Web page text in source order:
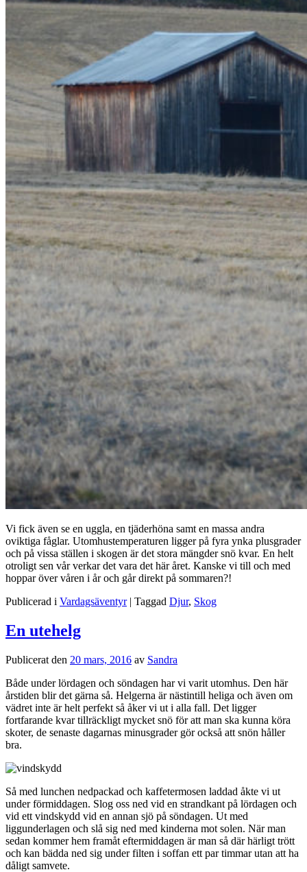
Vi fick även se en uggla, en tjäderhöna samt en massa andra
oviktiga fåglar. Utomhustemperaturen ligger på fyra ynka plusgrader
och på vissa ställen i skogen är det stora mängder snö kvar. En helt
otroligt sen vår verkar det vara det här året. Kanske vi till och med
hoppar över våren i år och går direkt på sommaren?!
Publicerad i Vardagsäventyr| Taggad Djur, Skog
En utehelg
Publicerat den 20 mars, 2016 av Sandra
Både under lördagen och söndagen har vi varit utomhus. Den här
årstiden blir det gärna så. Helgerna är nästintill heliga och även om
vädret inte är helt perfekt så åker vi ut i alla fall. Det ligger
fortfarande kvar tillräckligt mycket snö för att man ska kunna köra
skoter, de senaste dagarnas minusgrader gör också att snön håller
bra.
Så med lunchen nedpackad och kaffetermosen laddad åkte vi ut
under förmiddagen. Slog oss ned vid en strandkant på lördagen och
vid ett vindskydd vid en annan sjö på söndagen. Ut med
liggunderlagen och slå sig ned med kinderna mot solen. När man
sedan kommer hem framåt eftermiddagen är man så där härligt trött
och kan bädda ned sig under filten i soffan ett par timmar utan att ha
dåligt samvete.